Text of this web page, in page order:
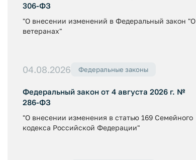
306-ФЗ
"О внесении изменений в Федеральный закон "О
ветеранах"
04.08.2026 Федеральные законы
Федеральный закон от 4 августа 2026 г. №
286-ФЗ
"О внесении изменения в статью 169 Семейного
кодекса Российской Федерации"